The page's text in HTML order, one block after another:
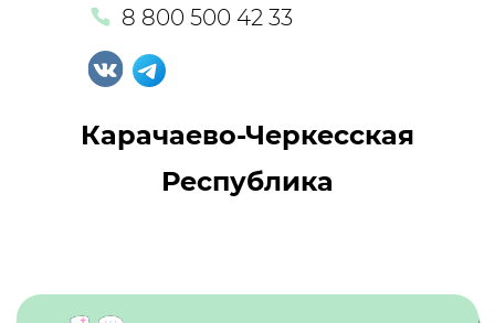
8 800 500 42 33
Карачаево-Черкесская
Республика